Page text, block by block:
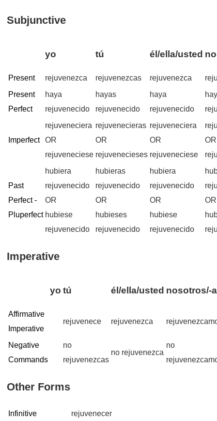
Subjunctive
yo tú él/ella/usted
Present rejuvenezca rejuvenezcas rejuvenezca
Present
Perfect
haya
rejuvenecido
hayas
rejuvenecido
haya
rejuvenecido
Imperfect
rejuveneciera
OR
rejuveneciese
rejuvenecieras
OR
rejuvenecieses
rejuveneciera
OR
rejuveneciese
OR
Past
Perfect -
Pluperfect
hubiera
rejuvenecido
OR
hubiese
rejuvenecido
hubieras
rejuvenecido
OR
hubieses
rejuvenecido
hubiera
rejuvenecido
OR
hubiese
rejuvenecido
OR
Imperative
yo tú él/ella/usted nosotros/-
Affirmative
Imperative
rejuvenece rejuvenezca
Negative
Commands
no
rejuvenezcas
no rejuvenezca
no
Other Forms
Infinitive rejuvenecer